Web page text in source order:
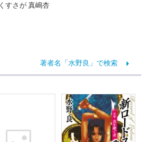
すさが 真嶋杏
著者名「水野良」で検索